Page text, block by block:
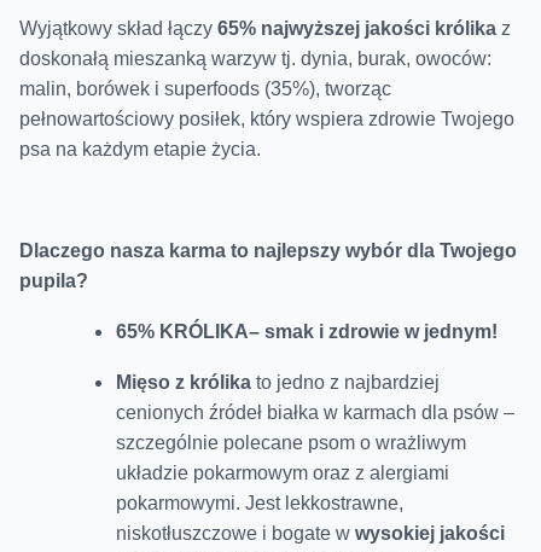
Wyjątkowy skład łączy 65% najwyższej jakości królika z
doskonałą mieszanką warzyw tj. dynia, burak, owoców:
malin, borówek i superfoods (35%), tworząc
pełnowartościowy posiłek, który wspiera zdrowie Twojego
psa na każdym etapie życia.
Dlaczego nasza karma to najlepszy wybór dla Twojego
pupila?
65% KRÓLIKA– smak i zdrowie w jednym!
Mięso z królika to jedno z najbardziej
cenionych źródeł białka w karmach dla psów –
szczególnie polecane psom o wrażliwym
układzie pokarmowym oraz z alergiami
pokarmowymi. Jest lekkostrawne,
niskotłuszczowe i bogate w wysokiej jakości